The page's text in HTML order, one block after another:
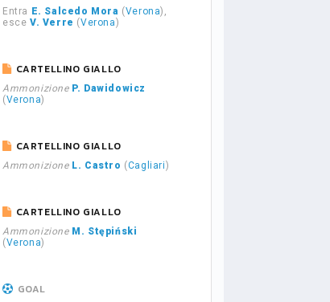
Entra E. Salcedo Mora (Verona),
esce V. Verre (Verona)
CARTELLINO GIALLO
Ammonizione P. Dawidowicz
(Verona)
CARTELLINO GIALLO
Ammonizione L. Castro (Cagliari)
CARTELLINO GIALLO
Ammonizione M. Stępiński
(Verona)
GOAL